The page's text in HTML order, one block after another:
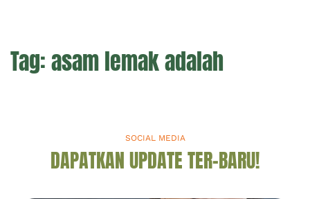
Tag:asam lemak adalah
SOCIAL MEDIA
DAPATKAN UPDATE TER-BARU!